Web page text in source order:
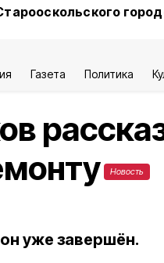
Газета Политика
Новость
уже завершён.